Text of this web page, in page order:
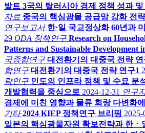
발트 3국의 탈러시아 경제 정책 성과
자료 중국의 핵심광물 공급망 강화 전
연구보고서 한·일 국교정상화 60년과
29 ODA 정책연구 Research on
Patterns and Sustainable Development
국종합연구 대전환기의 대중국 전략 연
합연구 대전환기의 대중국 전략 연구1
략연구 인도의 인프라 정책 및 수요 분
개발협력을 중심으로 2024-12-31 연구
경제에 미친 영향과 물류 회랑 다변화
기타 2024 KIEP 정책연구 브리핑 2025-
일본의 핵심광물자원 확보전략과 한ㆍ